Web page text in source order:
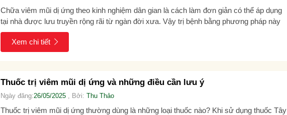
Chữa viêm mũi dị ứng theo kinh nghiệm dân gian là cách làm đơn giản có thể áp dụng
tại nhà được lưu truyền rộng rãi từ ngàn đời xưa. Vậy trị bệnh bằng phương pháp này
có tốt không? Mẹo...
Xem chi tiết
Thuốc trị viêm mũi dị ứng và những điều cần lưu ý
Ngày đăng:26/05/2025, Bởi: Thu Thảo
Thuốc trị viêm mũi dị ứng thường dùng là những loại thuốc nào? Khi sử dụng thuốc Tây